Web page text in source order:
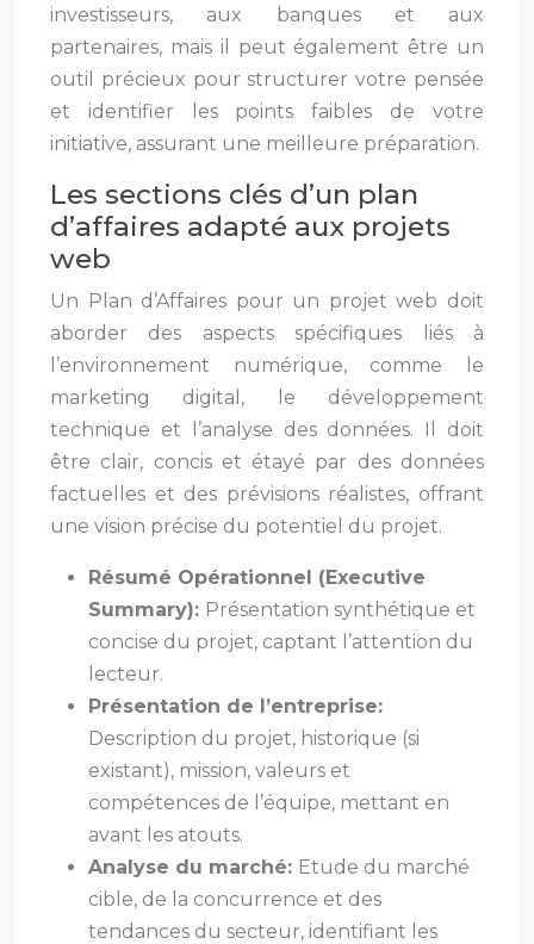
investisseurs, aux banques et aux
partenaires, mais il peut également être un
outil précieux pour structurer votre pensée
et identifier les points faibles de votre
initiative, assurant une meilleure préparation.
Les sections clés d’un plan
d’affaires adapté aux projets
web
Un Plan d’Affaires pour un projet web doit
aborder des aspects spécifiques liés à
l’environnement numérique, comme le
marketing digital, le développement
technique et l’analyse des données. Il doit
être clair, concis et étayé par des données
factuelles et des prévisions réalistes, offrant
une vision précise du potentiel du projet.
Résumé Opérationnel (Executive
Summary): Présentation synthétique et
concise du projet, captant l’attention du
lecteur.
Présentation de l’entreprise:
Description du projet, historique (si
existant), mission, valeurs et
compétences de l’équipe, mettant en
avant les atouts.
Analyse du marché: Etude du marché
cible, de la concurrence et des
tendances du secteur, identifiant les